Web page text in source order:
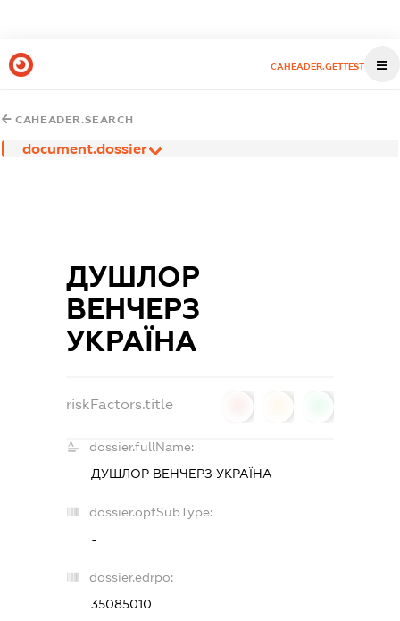
CAHEADER.GETTEST
CAHEADER.SEARCH
document.dossier
ДУШЛОР
ВЕНЧЕРЗ
УКРАЇНА
riskFactors.title
dossier.fullName:
ДУШЛОР ВЕНЧЕРЗ УКРАЇНА
dossier.opfSubType:
-
dossier.edrpo:
35085010